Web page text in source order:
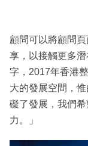
顧問可以將顧問
享，以接觸更多
字，2017年香港
大的發展空間，
礙了發展，我們
力。」